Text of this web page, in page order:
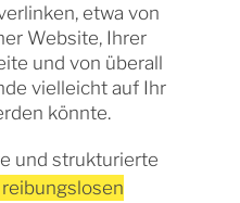
etwa von
Website, Ihrer
und von überall
vielleicht auf Ihr
könnte.
und strukturierte